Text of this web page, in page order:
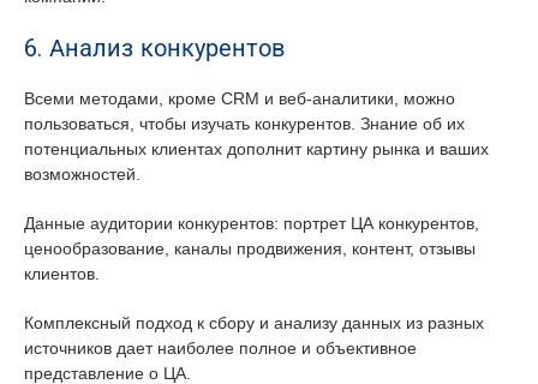
6. Анализ конкурентов
Всеми методами, кроме CRM и веб-аналитики, можно
пользоваться, чтобы изучать конкурентов. Знание об их
потенциальных клиентах дополнит картину рынка и ваших
возможностей.
Данные аудитории конкурентов: портрет ЦА конкурентов,
ценообразование, каналы продвижения, контент, отзывы
клиентов.
Комплексный подход к сбору и анализу данных из разных
источников дает наиболее полное и объективное
представление о ЦА.